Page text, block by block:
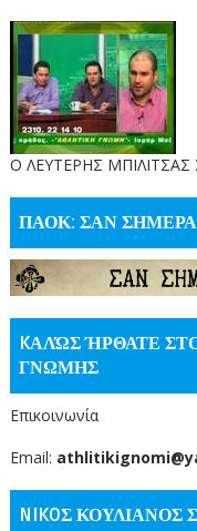
O ΛΕΥΤΕΡΗΣ
ΠΑΟΚ: ΣΑΝ ΣΗΜΕΡΑ
KΑΛΏΣ ΉΡΘΑΤΕ
ΓΝΩΜΗΣ
Επικοινωνία
Email:
NIKOΣ